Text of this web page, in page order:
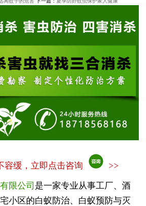
容缓，立即点击咨询 >>
限公司 是一家专业从事工厂、酒
小区的白蚁防治、白蚁预防与灭